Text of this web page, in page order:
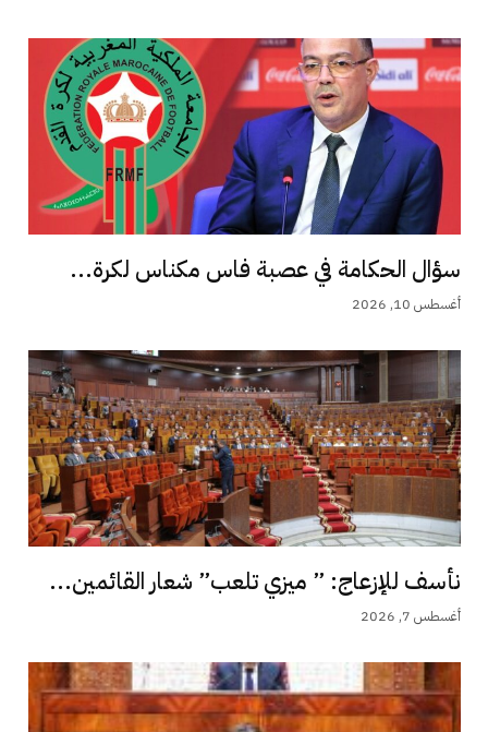
سؤال الحكامة في عصبة فاس مكناس لكرة...
أغسطس 10, 2026
نأسف للإزعاج: ” ميزي تلعب” شعار القائمين...
أغسطس 7, 2026